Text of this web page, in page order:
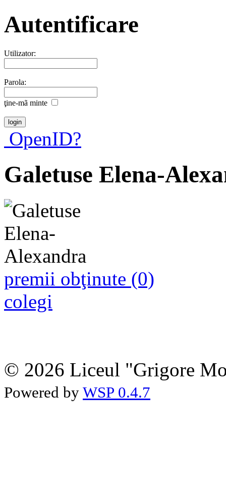
Autentificare
Utilizator:
Parola:
ţine-mã minte
OpenID?
Galetuse Elena-
premii obţinute (0)
colegi
© 2026 Liceul "Grigore
Powered by WSP 0.4.7